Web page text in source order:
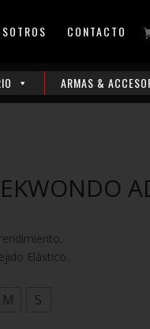
CONTACTO
ARMAS &
Elástico.
M S